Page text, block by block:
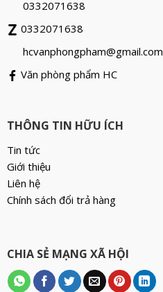
0332071638
0332071638
hcvanphongpham@gmail.com
Văn phòng phẩm HC
THÔNG TIN HỮU ÍCH
Tin tức
Giới thiệu
Liên hệ
Chính sách đổi trả hàng
CHIA SẺ MẠNG XÃ HỘI